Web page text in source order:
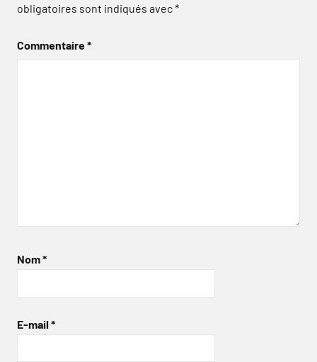
obligatoires sont indiqués avec*
Commentaire*
Nom*
E-mail *